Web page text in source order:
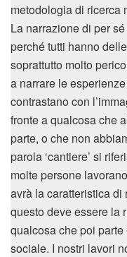
metodologia di ricerca
La narrazione di per
perché tutti hanno
soprattutto molto
a narrare le
contrastano con
fronte a qualcosa che
parte, o che non
parola ‘cantiere’ si
molte persone
avrà la caratteristica
questo deve essere la
qualcosa che poi
sociale. I nostri lavori